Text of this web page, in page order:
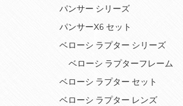
パンサー シリーズ
パンサーX6 セット
ベローシ ラプター シリーズ
ベローシ ラプターフレーム
ベローシ ラプター セット
ベローシ ラプター レンズ